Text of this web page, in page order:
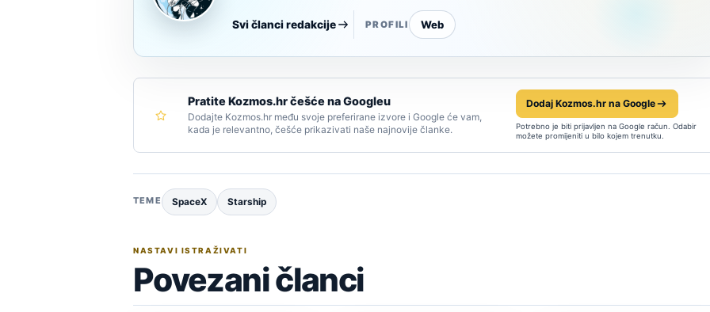
Svi članci redakcije PROFILI Web
Pratite Kozmos.hr češće na Googleu
Dodajte Kozmos.hr među svoje preferirane izvore i Google će vam,
kada je relevantno, češće prikazivati naše najnovije članke.
Dodaj Kozmos.hr na Google
Potrebno je biti prijavljen na Google račun. Odabir
možete promijeniti u bilo kojem trenutku.
TEME SpaceX Starship
NASTAVI ISTRAŽIVATI
Povezani članci